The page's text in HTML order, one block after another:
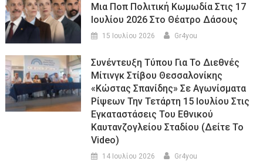
Μια Ποπ Πολιτική Κωμωδία Στις 17
Ιουλίου 2026 Στο Θέατρο Δάσους
15 Ιουλίου 2026 Gr4you
Συνέντευξη Τύπου Για Το Διεθνές
Μίτινγκ Στίβου Θεσσαλονίκης
«Κώστας Σπανίδης» Σε Αγωνίσματα
Ρίψεων Την Τετάρτη 15 Ιουλίου Στις
Εγκαταστάσεις Του Εθνικού
Καυτανζογλείου Σταδίου (Δείτε Το
Video)
14 Ιουλίου 2026 Gr4you